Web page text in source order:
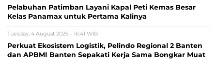
Pelabuhan Patimban Layani Kapal Peti Kemas Besar
Kelas Panamax untuk Pertama Kalinya
Tuesday, 4 August 2026 - 16:41 WIB
Perkuat Ekosistem Logistik, Pelindo Regional 2 Banten
dan APBMI Banten Sepakati Kerja Sama Bongkar Muat